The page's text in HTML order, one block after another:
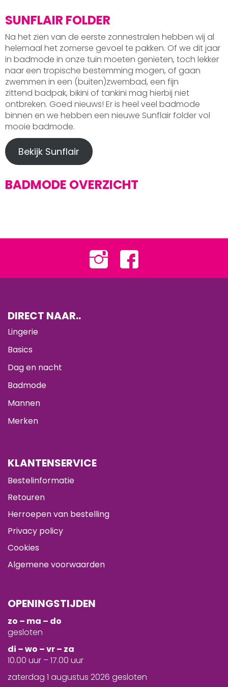
SUNFLAIR FOLDER
Na het zien van de eerste zonnestralen hebben wij al
helemaal het zomerse gevoel te pakken. Of we dit jaar
in badmode in onze tuin moeten genieten, toch lekker
naar een tropische bestemming mogen, of gaan
zwemmen in een (buiten)zwembad, een fijn
zittend badpak, bikini of tankini mag hierbij niet
ontbreken. Goed nieuws! Er is heel veel badmode
binnen en we hebben een nieuwe Sunflair folder vol
mooie badmode.
Bekijk Sunflair
BADMODE OVERZICHT
DIRECT NAAR..
Lingerie
Basics
Dag en nacht
Badmode
Mannen
Merken
KLANTENSERVICE
Bestelinformatie
Retouren
Herroepen van bestelling
Privacy policy
Cookies
Algemene voorwaarden
OPENINGSTIJDEN
zo – ma – do
gesloten
di – wo – vr – za
10.00 uur – 17.00 uur
zaterdag 1 augustus 2026 gesloten